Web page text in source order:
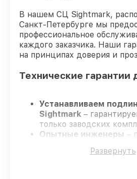
В нашем СЦ Sightmark,
Санкт-Петербурге мы
профессиональное
каждого заказчика. Наши
на принципах доверия и
Технические гарантии
Устанавливаем
Sightmark –
только заводских
Опытные инженеры –
выполняемых работ.
Развернуть